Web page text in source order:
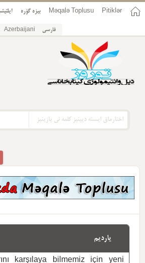
Pitiklər
Məqalə Toplusu بیزه گؤره
فارسی Azerbaijani
یاردیم
karşılaya bilmemiz için yeni